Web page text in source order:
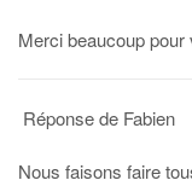
Merci beaucoup
Réponse de Fabien
Nous faisons faire